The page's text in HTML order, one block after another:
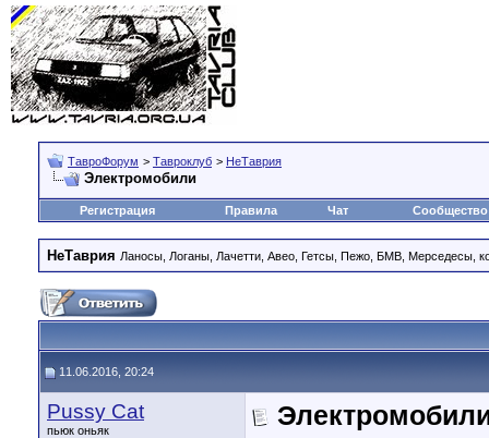
ТавроФорум > Тавроклуб > НеТаврия
Электромобили
Регистрация Правила Чат Сообщество
НеТаврия Ланосы, Логаны, Лачетти, Авео, Гетсы, Пежо, БМВ, Мерседесы,
11.06.2016, 20:24
Pussy Cat
пьюк оньяк